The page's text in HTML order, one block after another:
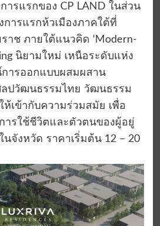
ารแรกของ CP LAND ในส่วน
ารแรกห้วเมืองภาคใต้ที่
าช ภายใต้แนวคิด ‘Modern-
นิยามใหม่ เหนือระดับแห่ง
การออกแบบผสมผสาน
ปวัฒนธรรมไทย วัฒนธรรม
เข้ากับความร่วมสมัย เพื่อ
รใช้ชีวิตและตัวตนของผู้อยู่
จังหวัด ราคาเริ่มต้น 12 – 20